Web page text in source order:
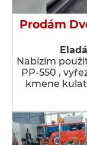
Prodám
Nabízím
PP-550 ,
kmene